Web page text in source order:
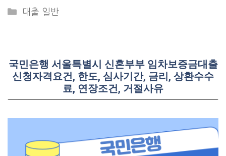
Categories
대출 일반
국민은행 서울특별시 신혼부부 임차보증금대출
신청자격요건, 한도, 심사기간, 금리, 상환수수
료, 연장조건, 거절사유